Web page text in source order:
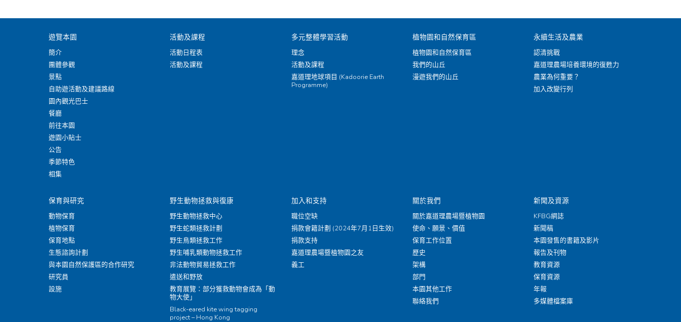
遊覽本園
簡介
團體參觀
景點
自助遊活動及建議路線
園內觀光巴士
餐廳
前往本園
遊園小貼士
公告
季節特色
相集
活動及課程
活動日程表
活動及課程
多元整體學習活動
理念
活動及課程
嘉道理地球項目 (Kadoorie Earth
Programme)
植物園和自然保育區
植物園和自然保育區
我們的山丘
漫遊我們的山丘
永續生活及農業
認清挑戰
嘉道理農場培養環境的復甦力
農業為何重要？
加入改變行列
保育與研究
動物保育
植物保育
保育地點
生態諮詢計劃
與本園自然保護區的合作研究
研究員
設施
野生動物拯救與復康
野生動物拯救中心
野生蛇類拯救計劃
野生鳥類拯救工作
野生哺乳類動物拯救工作
非法動物貿易拯救工作
遣送和野放
教育展覽：部分獲救動物會成為「動
物大使」
Black-eared kite wing tagging
project – Hong Kong
加入和支持
職位空缺
捐款會籍計劃 (2024年7月1日生效)
捐款支持
嘉道理農場暨植物園之友
義工
關於我們
關於嘉道理農場暨植物園
使命、願景、價值
保育工作位置
歷史
架構
部門
本園其他工作
聯絡我們
新聞及資源
KFBG網誌
新聞稿
本園發售的書籍及影片
報告及刊物
教育資源
保育資源
年報
多媒體檔案庫